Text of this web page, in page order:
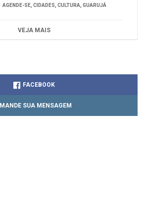
AGENDE-SE, CIDADES, CULTURA, GUARUJÁ
VEJA MAIS
FACEBOOK
MANDE SUA MENSAGEM